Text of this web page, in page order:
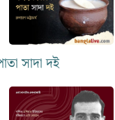
সাদা দই